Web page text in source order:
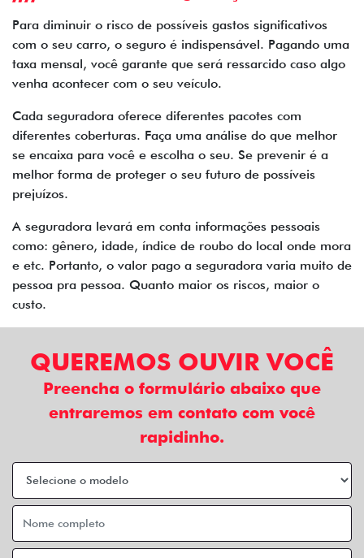
Para diminuir o risco de possíveis gastos significativos
com o seu carro, o seguro é indispensável. Pagando uma
taxa mensal, você garante que será ressarcido caso algo
venha acontecer com o seu veículo.
Cada seguradora oferece diferentes pacotes com
diferentes coberturas. Faça uma análise do que melhor
se encaixa para você e escolha o seu. Se prevenir é a
melhor forma de proteger o seu futuro de possíveis
prejuízos.
A seguradora levará em conta informações pessoais
como: gênero, idade, índice de roubo do local onde mora
e etc. Portanto, o valor pago a seguradora varia muito de
pessoa pra pessoa. Quanto maior os riscos, maior o
custo.
QUEREMOS OUVIR VOCÊ
Preencha o formulário abaixo que
entraremos em contato com você
rapidinho.